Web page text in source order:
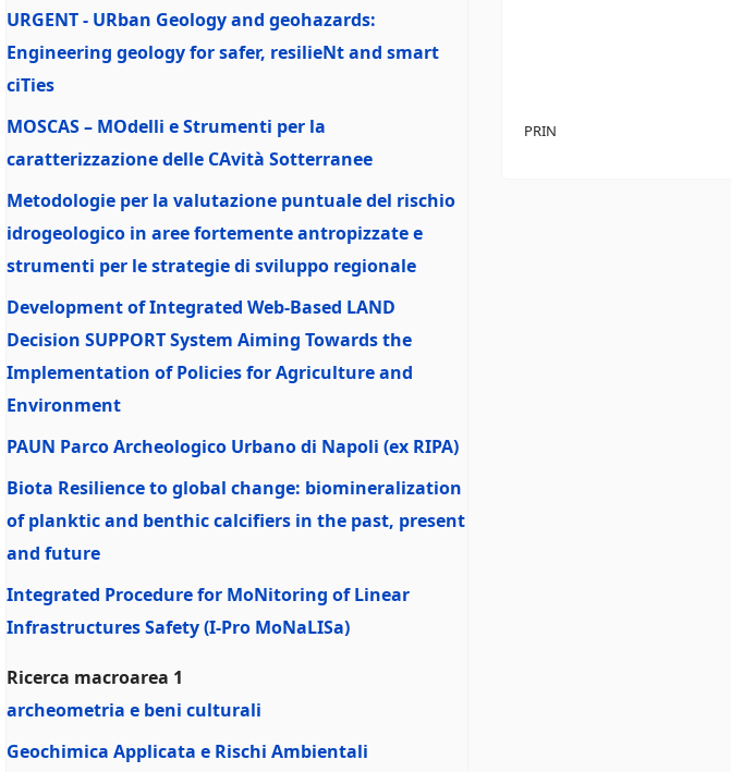
URGENT - URban Geology and geohazards:
Engineering geology for safer, resilieNt and smart
ciTies
MOSCAS – MOdelli e Strumenti per la
caratterizzazione delle CAvità Sotterranee
Metodologie per la valutazione puntuale del rischio
idrogeologico in aree fortemente antropizzate e
strumenti per le strategie di sviluppo regionale
Development of Integrated Web-Based LAND
Decision SUPPORT System Aiming Towards the
Implementation of Policies for Agriculture and
Environment
PAUN Parco Archeologico Urbano di Napoli (ex RIPA)
Biota Resilience to global change: biomineralization
of planktic and benthic calcifiers in the past, present
and future
Integrated Procedure for MoNitoring of Linear
Infrastructures Safety (I-Pro MoNaLISa)
Ricerca macroarea 1
archeometria e beni culturali
Geochimica Applicata e Rischi Ambientali
PRIN